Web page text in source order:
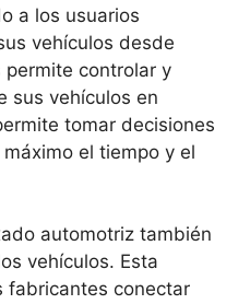
a los usuarios
vehículos desde
permite controlar y
sus vehículos en
tomar decisiones
el tiempo y el
automotriz también
vehículos. Esta
fabricantes conectar